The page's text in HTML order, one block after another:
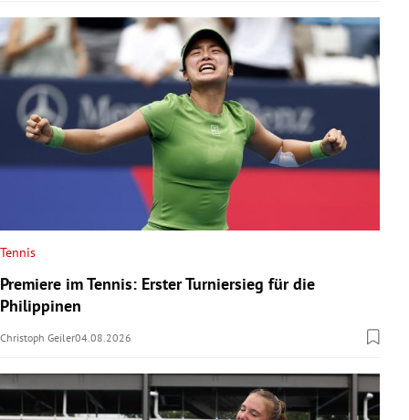
Tennis
Premiere im Tennis: Erster Turniersieg für die
Philippinen
Christoph Geiler04.08.2026